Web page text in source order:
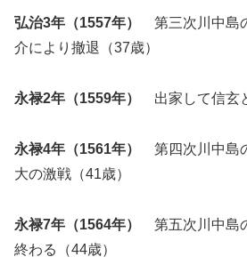
弘治3年（1557年）
第三次川中島
介により撤退（37歳）
永禄2年（1559年） 出家して信玄
永禄4年（1561年）
第四次川中島
大の激戦（41歳）
永禄7年（1564年）
第五次川中島
終わる（44歳）